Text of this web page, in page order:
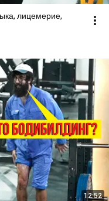
лицемерие,
12:52